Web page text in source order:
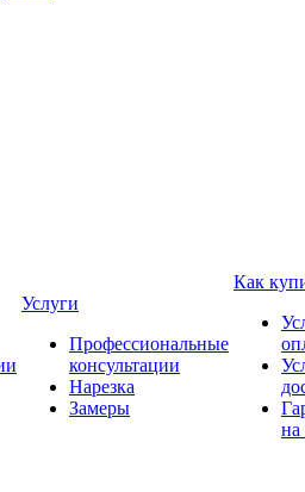
Услуги
Профессиональные
консультации
Нарезка
Замеры
Как
на